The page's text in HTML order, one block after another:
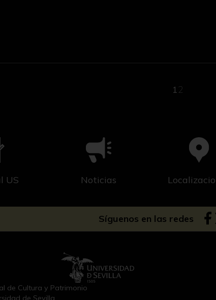
12
US Noticias
Síguenos en las redes
de Cultura y Patrimonio
de Sevilla